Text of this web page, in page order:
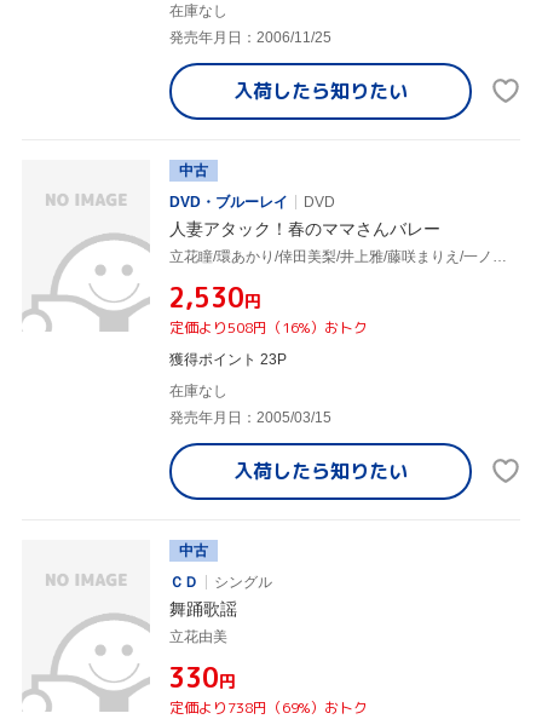
在庫なし
発売年月日：2006/11/25
入荷したら知りたい
中古
DVD・ブルーレイ
DVD
人妻アタック！春のママさんバレー
¥2,530円
定価より508円（16%）おトク
獲得ポイント 23P
在庫なし
発売年月日：2005/03/15
入荷したら知りたい
中古
ＣＤ
シングル
舞踊歌謡
立花由美
¥330円
定価より738円（69%）おトク